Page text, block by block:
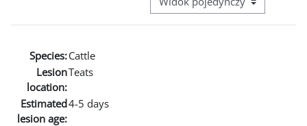
Przeglądanie: nawigacja
Species:Cattle
Lesion
location:
Teats
Estimated
lesion age:
4-5 days